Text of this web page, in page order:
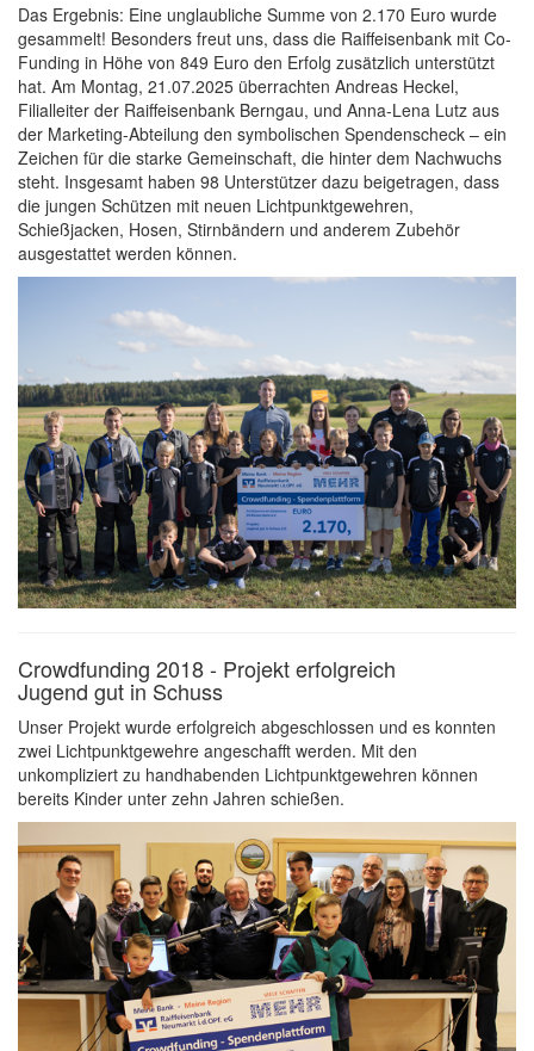
Das Ergebnis: Eine unglaubliche Summe von 2.170 Euro wurde
gesammelt! Besonders freut uns, dass die Raiffeisenbank mit Co-
Funding in Höhe von 849 Euro den Erfolg zusätzlich unterstützt
hat. Am Montag, 21.07.2025 überrachten Andreas Heckel,
Filialleiter der Raiffeisenbank Berngau, und Anna-Lena Lutz aus
der Marketing-Abteilung den symbolischen Spendenscheck – ein
Zeichen für die starke Gemeinschaft, die hinter dem Nachwuchs
steht. Insgesamt haben 98 Unterstützer dazu beigetragen, dass
die jungen Schützen mit neuen Lichtpunktgewehren,
Schießjacken, Hosen, Stirnbändern und anderem Zubehör
ausgestattet werden können.
Crowdfunding 2018 - Projekt erfolgreich
Jugend gut in Schuss
Unser Projekt wurde erfolgreich abgeschlossen und es konnten
zwei Lichtpunktgewehre angeschafft werden. Mit den
unkompliziert zu handhabenden Lichtpunktgewehren können
bereits Kinder unter zehn Jahren schießen.